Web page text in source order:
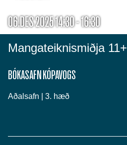
06.DES 2025 14:30 - 16:30
Mangateiknismiðja 11+
BÓKASAFN KÓPAVOGS
Aðalsafn | 3. hæð